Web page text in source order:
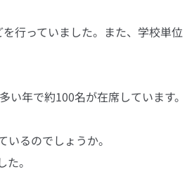
行っていました。また、学校単位
年で約100名が在席しています。
るのでしょうか。
。